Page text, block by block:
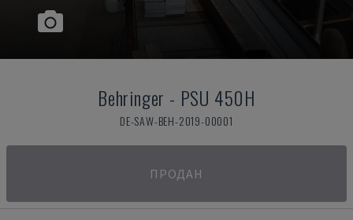
Behringer - PSU 450H
DE-SAW-BEH-2019-00001
ПРОДАН